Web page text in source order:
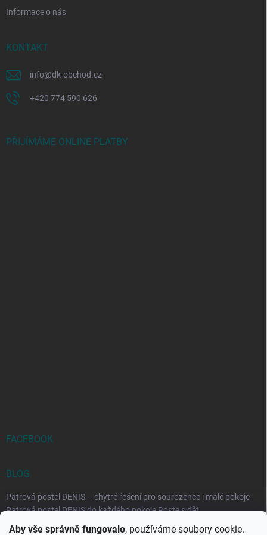
Aby vše správně fungovalo, používáme soubory cookie.
Informace o nás
KONTAKT
info@dk-obchod.cz
+420 774 590 626
PŘIJÍMÁME ONLINE PLATBY
FACEBOOK
BLOG
Patrová postel DENIS – chytré řešení pro sourozence i malé pokoje
Patrová postel DENIS do každého pokoje Roste s dět...